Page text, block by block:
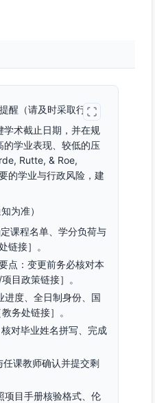
（请及时采取行动）
术截止日期，并在规
的学业表现、较低的压
Rutte, & Roe,
的学业与行政风险，建
为准）
课程名单、学分负荷与
链接］。
点：变更前务必核对本
目政策链接］。
度、全日制身份、国
务处链接］。
对毕业姓名拼写、完成
课教师确认并提交剩
项目手册核验格式、伦